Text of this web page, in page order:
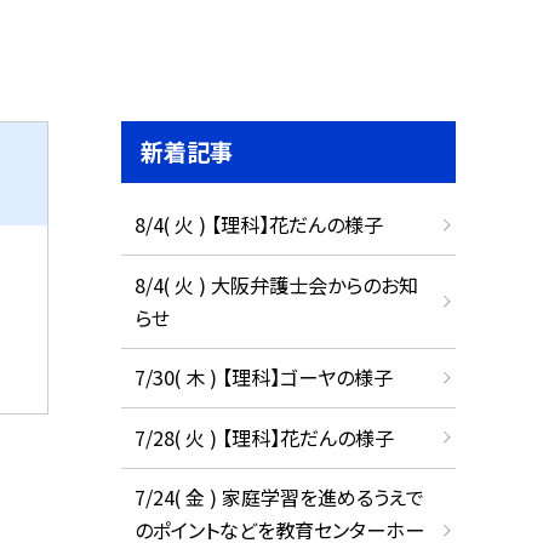
新着記事
8/4( 火 ) 【理科】花だんの様子
8/4( 火 ) 大阪弁護士会からのお知
らせ
7/30( 木 ) 【理科】ゴーヤの様子
7/28( 火 ) 【理科】花だんの様子
7/24( 金 ) 家庭学習を進めるうえで
のポイントなどを教育センターホー